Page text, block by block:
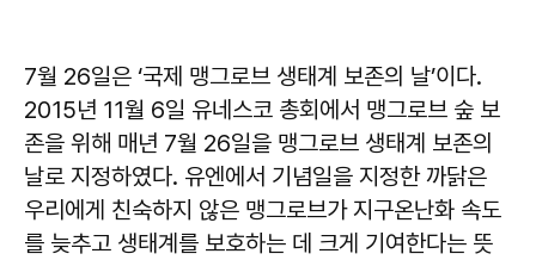
7월 26일은 ‘국제 맹그로브 생태계 보존의 날’이다.
2015년 11월 6일 유네스코 총회에서 맹그로브 숲 보
존을 위해 매년 7월 26일을 맹그로브 생태계 보존의
날로 지정하였다. 유엔에서 기념일을 지정한 까닭은
우리에게 친숙하지 않은 맹그로브가 지구온난화 속도
를 늦추고 생태계를 보호하는 데 크게 기여한다는 뜻